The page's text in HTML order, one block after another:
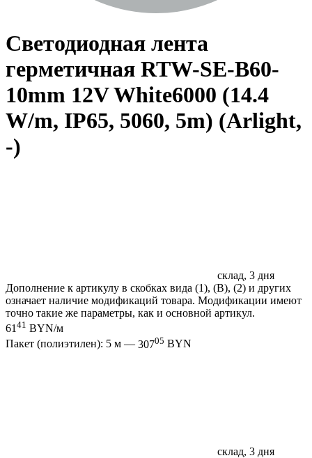
Светодиодная лента
герметичная RTW-SE-B60-
10mm 12V White6000 (14.4
W/m, IP65, 5060, 5m) (Arlight,
-)
склад, 3 дня
Дополнение к артикулу в скобках вида (1), (B), (2) и других
означает наличие модификаций товара. Модификации имеют
точно такие же параметры, как и основной артикул.
61 41 BYN/м
Пакет (полиэтилен): 5 м — 30705 BYN
склад, 3 дня